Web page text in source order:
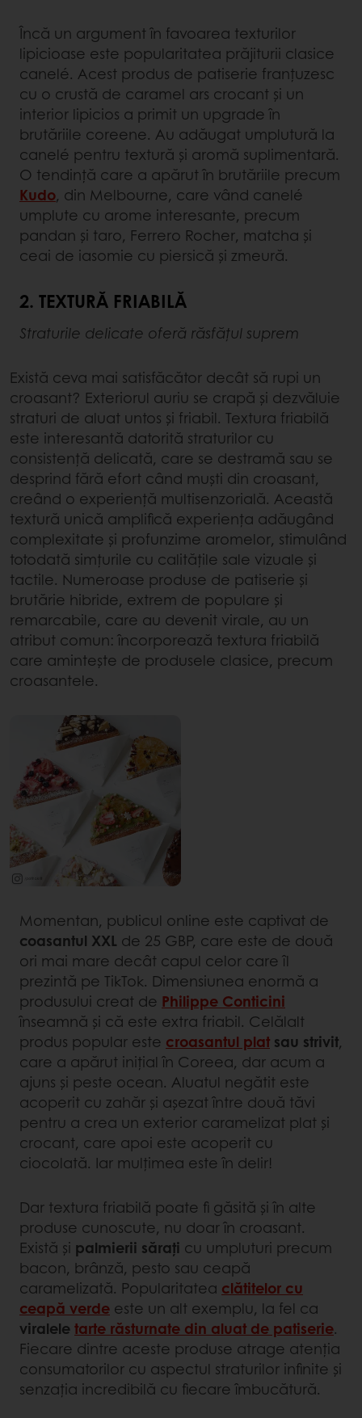
Încă un argument în favoarea texturilor
lipicioase este popularitatea prăjiturii clasice
canelé. Acest produs de patiserie franțuzesc
cu o crustă de caramel ars crocant și un
interior lipicios a primit un upgrade în
brutăriile coreene. Au adăugat umplutură la
canelé pentru textură și aromă suplimentară.
O tendință care a apărut în brutăriile precum
Kudo, din Melbourne, care vând canelé
umplute cu arome interesante, precum
pandan și taro, Ferrero Rocher, matcha și
ceai de iasomie cu piersică și zmeură.
2. TEXTURĂ FRIABILĂ
Straturile delicate oferă răsfățul suprem
Există ceva mai satisfăcător decât să rupi un
croasant? Exteriorul auriu se crapă și dezvăluie
straturi de aluat untos și friabil. Textura friabilă
este interesantă datorită straturilor cu
consistență delicată, care se destramă sau se
desprind fără efort când muști din croasant,
creând o experiență multisenzorială. Această
textură unică amplifică experiența adăugând
complexitate și profunzime aromelor, stimulând
totodată simțurile cu calitățile sale vizuale și
tactile. Numeroase produse de patiserie și
brutărie hibride, extrem de populare și
remarcabile, care au devenit virale, au un
atribut comun: încorporează textura friabilă
care amintește de produsele clasice, precum
croasantele.
Momentan, publicul online este captivat de
coasantul XXL de 25 GBP, care este de două
ori mai mare decât capul celor care îl
prezintă pe TikTok. Dimensiunea enormă a
produsului creat de Philippe Conticini
înseamnă și că este extra friabil. Celălalt
produs popular este croasantul plat sau strivit,
care a apărut inițial în Coreea, dar acum a
ajuns și peste ocean. Aluatul negătit este
acoperit cu zahăr și așezat între două tăvi
pentru a crea un exterior caramelizat plat și
crocant, care apoi este acoperit cu
ciocolată. Iar mulțimea este în delir!
Dar textura friabilă poate fi găsită și în alte
produse cunoscute, nu doar în croasant.
Există și palmierii sărați cu umpluturi precum
bacon, brânză, pesto sau ceapă
caramelizată. Popularitatea clătitelor cu
ceapă verde este un alt exemplu, la fel ca
viraleletarte răsturnate din aluat de patiserie.
Fiecare dintre aceste produse atrage atenția
consumatorilor cu aspectul straturilor infinite și
senzația incredibilă cu fiecare îmbucătură.